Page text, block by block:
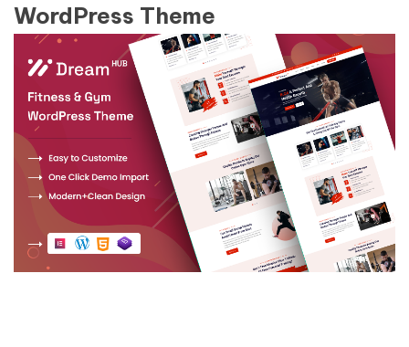
WordPress Theme